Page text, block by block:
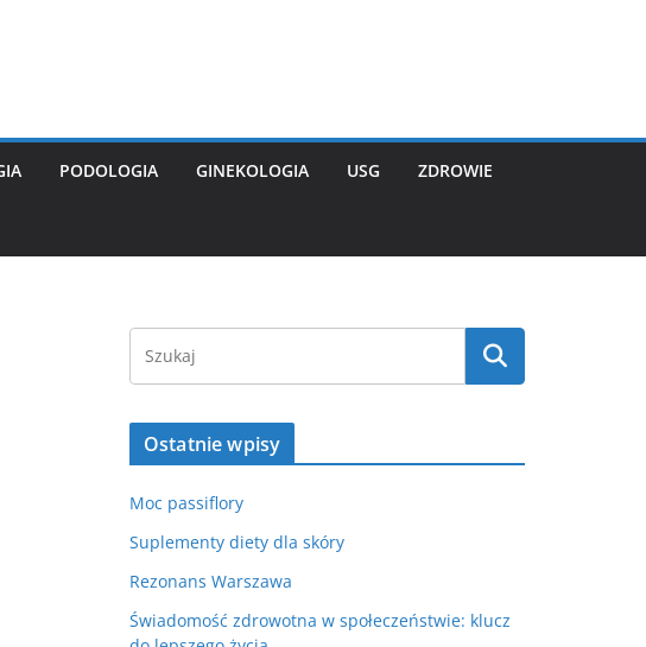
PODOLOGIA GINEKOLOGIA USG ZDROWIE
Ostatnie wpisy
Moc passiflory
Suplementy diety dla skóry
Rezonans Warszawa
Świadomość zdrowotna w społeczeństwie: klucz